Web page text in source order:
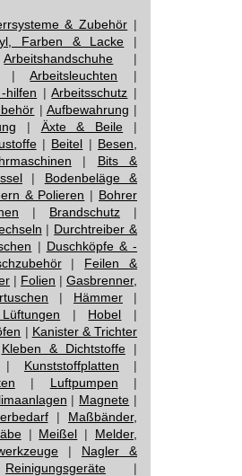
& Zubehör |
Farben & Lacke |
Arbeitshandschuhe |
|Arbeitsleuchten |
hilfen |Arbeitsschutz |
| Aufbewahrung |
| Äxte & Beile |
| Beitel | Besen,
| Bits &
| Bodenbeläge &
& Polieren | Bohrer
| Brandschutz |
| Durchtreiber &
| Duschköpfe & -
| Feilen &
| Folien | Gasbrenner,
| Hämmer |
| Hobel |
| Kanister & Trichter
Kleben & Dichtstoffe|
| Kunststoffplatten |
| Luftpumpen |
| Magnete |
| Maßbänder,
| Meißel | Melder,
| Nagler &
Reinigungsgeräte |